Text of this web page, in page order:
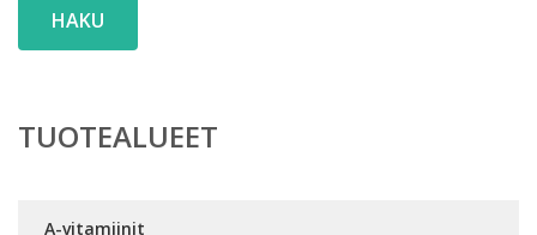
HAKU
TUOTEALUEET
A-vitamiinit